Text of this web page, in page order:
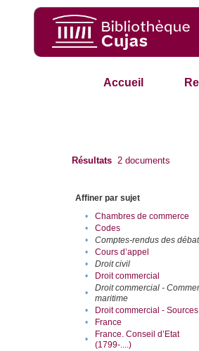
Accueil
Résultats 2 documents
Affiner par sujet
•
Chambres de commerce
•
Codes
•
Comptes-rendus des
•
Cours d’appel
•
Droit civil
•
Droit commercial
•
Droit commercial -
maritime
• Droit commercial - Sources
•
France
•
France. Conseil d’Etat
(1799-....)